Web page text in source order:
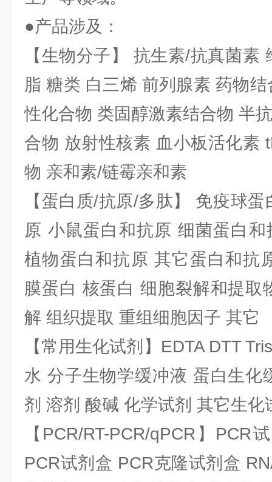
●产品涉及：
【生物分子】 抗生素/抗真菌素
脂 糖类 白三烯 前列腺素 药物
性化合物 类固醇激素结合物 半
合物 放射性核素 血小板活化素
物 亲和素/链霉亲和素
【蛋白质/抗原/多肽】 免疫球
原 小鼠蛋白和抗原 细菌蛋白
植物蛋白和抗原 其它蛋白和抗
膜蛋白 核蛋白 细胞裂解和提取
解 组织提取 重组细胞因子 其它
【常用生化试剂】EDTA DTT
水 分子生物学缓冲液 蛋白生化
剂 溶剂 酸碱 化学试剂 其它生化
【PCR/RT-PCR/qPCR】PCR
PCR试剂盒 PCR克隆试剂盒